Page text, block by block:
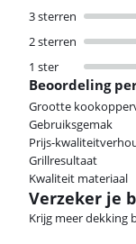
3 sterren
2 sterren
1 ster
Beoordeling
Grootte
Beoordeling is 6,0 van de
Gebruiksgemak
Beoordeling is 10 van de
Prijs-
Beoordeling is 10 van de
Grillresultaat
Beoordeling is 8,0 van de
Kwaliteit materiaal
Beoordeling is 8,0 van de
Verzeker je
Krijg meer dekking